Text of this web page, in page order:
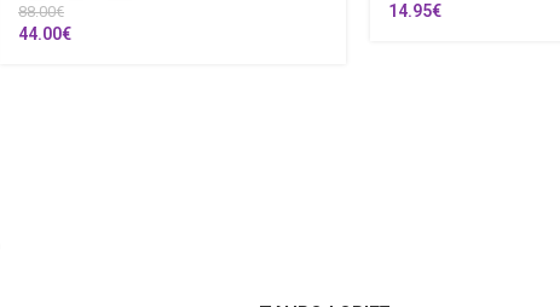
88.00€
44.00€
14.95€